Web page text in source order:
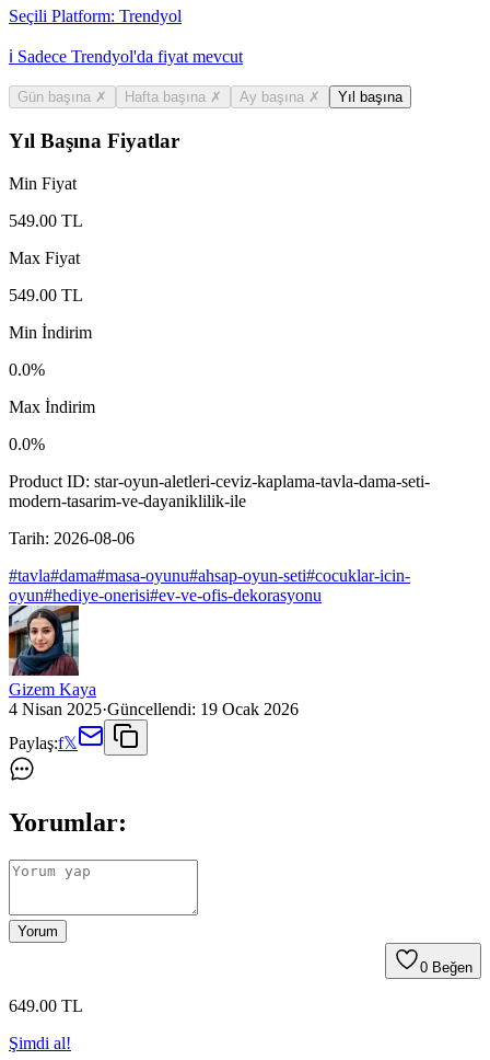
Seçili Platform: Trendyol
ℹ️ Sadece Trendyol'da fiyat mevcut
Gün başına ✗ Hafta başına ✗ Ay başına ✗ Yıl başına
Yıl Başına Fiyatlar
Min Fiyat
549.00 TL
Max Fiyat
549.00 TL
Min İndirim
0.0%
Max İndirim
0.0%
Product ID: star-oyun-aletleri-ceviz-kaplama-tavla-dama-seti-
modern-tasarim-ve-dayaniklilik-ile
Tarih: 2026-08-06
#tavla#dama#masa-oyunu#ahsap-oyun-seti#cocuklar-icin-
oyun#hediye-onerisi#ev-ve-ofis-dekorasyonu
Gizem Kaya
4 Nisan 2025·Güncellendi: 19 Ocak 2026
Paylaş:f𝕏
Yorumlar:
Yorum
0 Beğen
649.00 TL
Şimdi al!